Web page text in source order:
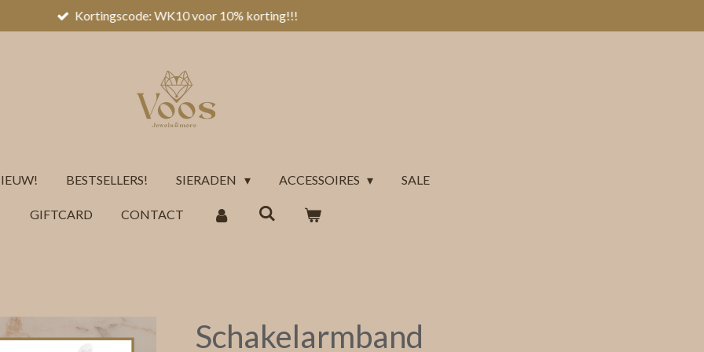
Kortingscode: WK10 voor 10% korting!!!
BESTSELLERS! SIERADEN ACCESSOIRES SALE
GIFTCARD CONTACT
Schakelarmband